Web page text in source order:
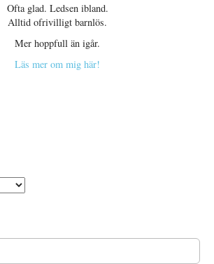
Ofta glad. Ledsen ibland.
Alltid ofrivilligt barnlös.
Mer hoppfull än igår.
Läs mer om mig här!